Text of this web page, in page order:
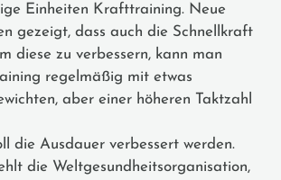
Einheiten Krafttraining. Neue
gezeigt, dass auch die Schnellkraft
diese zu verbessern, kann man
regelmäßig mit etwas
aber einer höheren Taktzahl
die Ausdauer verbessert werden.
die Weltgesundheitsorganisation,